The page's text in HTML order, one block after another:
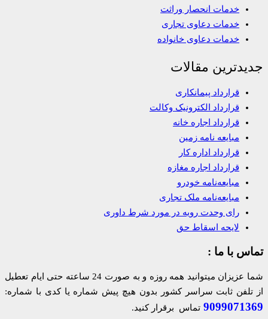
خدمات انحصار وراثت
خدمات دعاوی تجاری
خدمات دعاوی خانواده
جدیدترین مقالات
قرارداد پیمانکاری
قرارداد الکترونیک وکالت
قرارداد اجاره خانه
مبایعه نامه زمین
قرارداد اداره کار
قرارداد اجاره مغازه
مبایعه‌نامه خودرو
مبایعه‌نامه ملک تجاری
رای وحدت رویه در مورد شرط داوری
لایحه اسقاط حق
تماس با ما :
شما عزیزان میتوانید همه روزه و به صورت 24 ساعته حتی ایام تعطیل
از تلفن ثابت سراسر کشور بدون هیچ پیش شماره یا کدی با شماره:
9099071369 تماس برقرار کنید.